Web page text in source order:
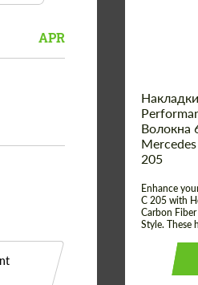
APR
Волокна
205
Enhance
C 205 with
Carbon
Style. These